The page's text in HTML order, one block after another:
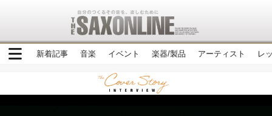
新着記事 音楽 イベント 楽器/製品 アーティスト レ